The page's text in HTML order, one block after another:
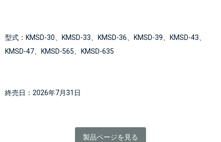
型式：KMSD-30、KMSD-33、KMSD-36、KMSD-39、KMSD-43、
KMSD-47、KMSD-565、KMSD-635
終売日：2026年7月31日
製品ページを見る